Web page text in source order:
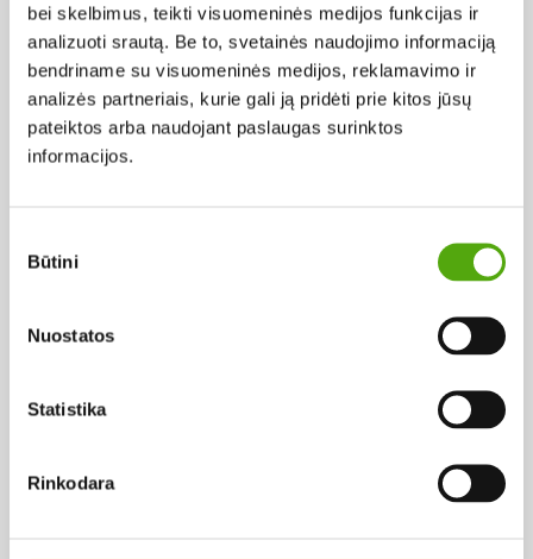
bei skelbimus, teikti visuomeninės medijos funkcijas ir
analizuoti srautą. Be to, svetainės naudojimo informaciją
bendriname su visuomeninės medijos, reklamavimo ir
analizės partneriais, kurie gali ją pridėti prie kitos jūsų
pateiktos arba naudojant paslaugas surinktos
informacijos.
pasirinkimas
Būtini
Nuostatos
Statistika
Rinkodara